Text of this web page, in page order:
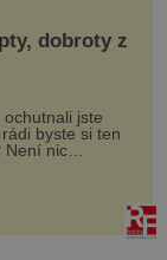
dobroty z
jste
byste si ten
Není nic
(10 porcí)
na dovolené v
ji vi...